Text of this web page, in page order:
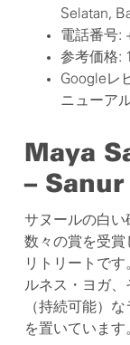
Selatan,
電話番号:
参考価格:
Googleレ
ニューア
Maya
– Sanur
サヌールの白い
数々の賞を受賞
リトリートで
ルネス・ヨガ
（持続可能）
を置いています